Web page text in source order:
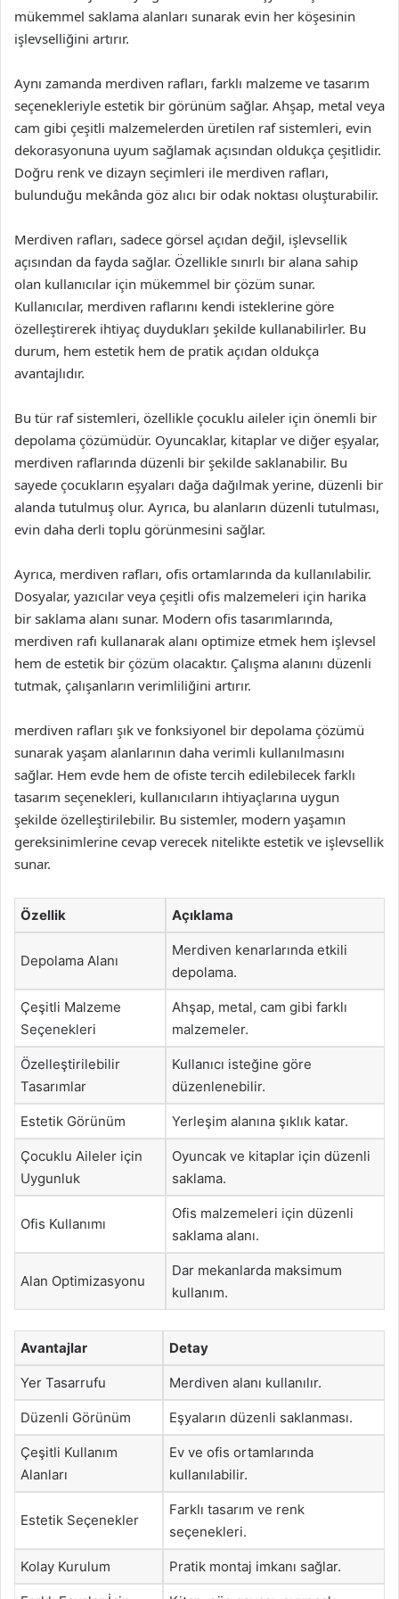
mükemmel saklama alanları sunarak evin her köşesinin
işlevselliğini artırır.
Aynı zamanda merdiven rafları, farklı malzeme ve tasarım
seçenekleriyle estetik bir görünüm sağlar. Ahşap, metal veya
cam gibi çeşitli malzemelerden üretilen raf sistemleri, evin
dekorasyonuna uyum sağlamak açısından oldukça çeşitlidir.
Doğru renk ve dizayn seçimleri ile merdiven rafları,
bulunduğu mekânda göz alıcı bir odak noktası oluşturabilir.
Merdiven rafları, sadece görsel açıdan değil, işlevsellik
açısından da fayda sağlar. Özellikle sınırlı bir alana sahip
olan kullanıcılar için mükemmel bir çözüm sunar.
Kullanıcılar, merdiven raflarını kendi isteklerine göre
özelleştirerek ihtiyaç duydukları şekilde kullanabilirler. Bu
durum, hem estetik hem de pratik açıdan oldukça
avantajlıdır.
Bu tür raf sistemleri, özellikle çocuklu aileler için önemli bir
depolama çözümüdür. Oyuncaklar, kitaplar ve diğer eşyalar,
merdiven raflarında düzenli bir şekilde saklanabilir. Bu
sayede çocukların eşyaları dağa dağılmak yerine, düzenli bir
alanda tutulmuş olur. Ayrıca, bu alanların düzenli tutulması,
evin daha derli toplu görünmesini sağlar.
Ayrıca, merdiven rafları, ofis ortamlarında da kullanılabilir.
Dosyalar, yazıcılar veya çeşitli ofis malzemeleri için harika
bir saklama alanı sunar. Modern ofis tasarımlarında,
merdiven rafı kullanarak alanı optimize etmek hem işlevsel
hem de estetik bir çözüm olacaktır. Çalışma alanını düzenli
tutmak, çalışanların verimliliğini artırır.
merdiven rafları şık ve fonksiyonel bir depolama çözümü
sunarak yaşam alanlarının daha verimli kullanılmasını
sağlar. Hem evde hem de ofiste tercih edilebilecek farklı
tasarım seçenekleri, kullanıcıların ihtiyaçlarına uygun
şekilde özelleştirilebilir. Bu sistemler, modern yaşamın
gereksinimlerine cevap verecek nitelikte estetik ve işlevsellik
sunar.
Özellik Açıklama
Depolama Alanı
Merdiven kenarlarında etkili
depolama.
Çeşitli Malzeme
Seçenekleri
Ahşap, metal, cam gibi farklı
malzemeler.
Özelleştirilebilir
Tasarımlar
Kullanıcı isteğine göre
düzenlenebilir.
Estetik Görünüm Yerleşim alanına şıklık katar.
Çocuklu Aileler için
Uygunluk
Oyuncak ve kitaplar için düzenli
saklama.
Ofis Kullanımı
Ofis malzemeleri için düzenli
saklama alanı.
Alan Optimizasyonu
Dar mekanlarda maksimum
kullanım.
Avantajlar Detay
Yer Tasarrufu Merdiven alanı kullanılır.
Düzenli Görünüm Eşyaların düzenli saklanması.
Çeşitli Kullanım
Alanları
Ev ve ofis ortamlarında
kullanılabilir.
Estetik Seçenekler
Farklı tasarım ve renk
seçenekleri.
Kolay Kurulum Pratik montaj imkanı sağlar.